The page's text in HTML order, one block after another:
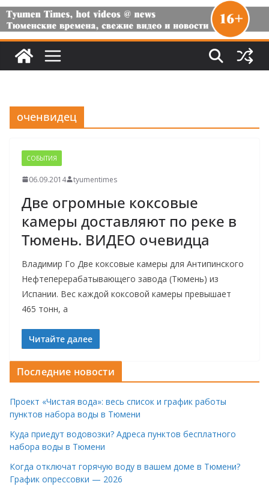
оченвидец
СОБЫТИЯ
06.09.2014 tyumentimes
Две огромные коксовые
камеры доставляют по реке в
Тюмень. ВИДЕО очевидца
Владимир Го Две коксовые камеры для Антипинского
Нефтеперерабатывающего завода (Тюмень) из
Испании. Вес каждой коксовой камеры превышает
465 тонн, а
Читайте далее
Последние новости
Проект «Чистая вода»: весь список и график работы
пунктов набора воды в Тюмени
Куда приедут водовозки? Адреса пунктов бесплатного
набора воды в Тюмени
Когда отключат горячую воду в вашем доме в Тюмени?
График опрессовки — 2026